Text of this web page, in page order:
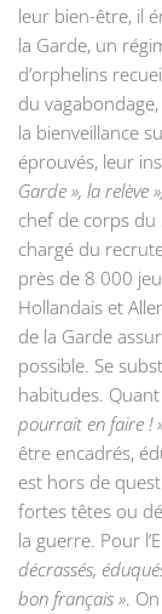
leur bien-être, il
la Garde, un
d’orphelins
du
la bienveillance
éprouvés, leur
Garde », la relève »,
chef de corps du
chargé du
près de 8 000
Hollandais et
de la Garde
possible. Se
habitudes.
pourrait en faire !
être encadrés,
est hors de
fortes têtes ou
la guerre. Pour
décrassés,
bon français ».